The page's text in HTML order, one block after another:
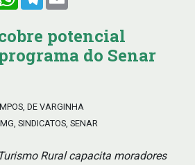
potencial
do Senar
DE VARGINHA
SINDICATOS, SENAR
Rural capacita moradores